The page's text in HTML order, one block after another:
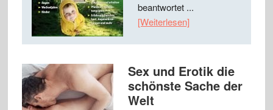
beantwortet ...
[Weiterlesen]
Sex und Erotik die
schönste Sache der
Welt